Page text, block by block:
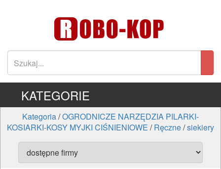
KATEGORIE
Kategoria/OGRODNICZE NARZĘDZIA PILARKI-
KOSIARKI-KOSY MYJKI CIŚNIENIOWE /Ręczne/siekiery